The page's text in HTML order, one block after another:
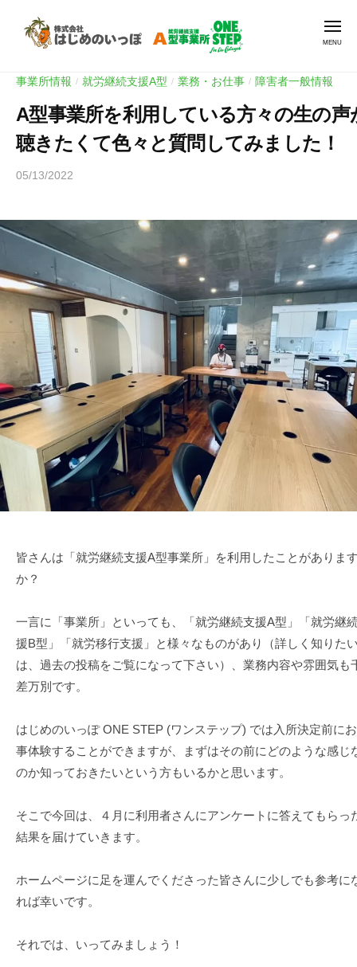
労
支
援
型
S
T
|
ワ
ン
ス
テ
株
会
社
じ
め
の
い
ぽ
労
継
支
援
事
O
N
T
E
P
ワ
テ
事業所情報 / 就労継続支援A型 / 業務・お仕事 / 障害者一般情報
A型事業所を利用している方々の生の声
聴きたくて色々と質問してみました！
05/13/2022
皆さんは「就労継続支援A型事業所」を利用したことがありま
か？
一言に「事業所」といっても、「就労継続支援A型」「就労継
援B型」「就労移行支援」と様々なものがあり（詳しく知りた
は、過去の投稿をご覧になって下さい）、業務内容や雰囲気も
差万別です。
はじめのいっぽ ONE STEP (ワンステップ) では入所決定前に
事体験することができますが、まずはその前にどのような感じ
のか知っておきたいという方もいるかと思います。
そこで今回は、４月に利用者さんにアンケートに答えてもらっ
結果を届けていきます。
ホームページに足を運んでくださった皆さんに少しでも参考に
れば幸いです。
それでは、いってみましょう！
支
A
O
N
E
S
P
ン
ス
プ
株
式
会
社
の
っ
ぽ